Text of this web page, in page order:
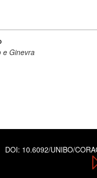
e Ginevra
DOI: 10.6092/UNIBO/